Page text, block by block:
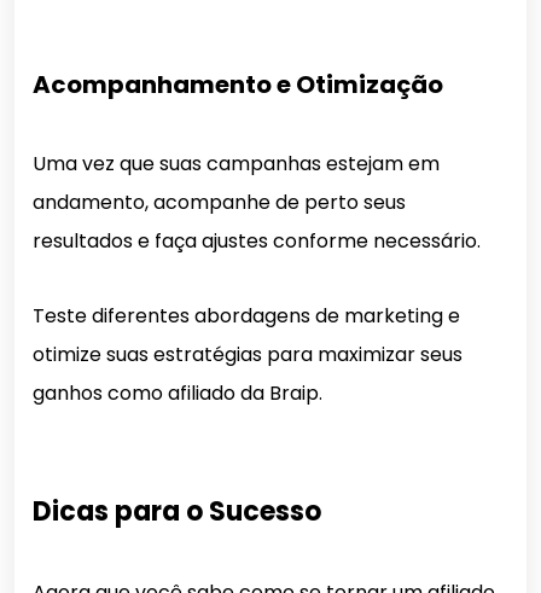
Acompanhamento e Otimização
Uma vez que suas campanhas estejam em
andamento, acompanhe de perto seus
resultados e faça ajustes conforme necessário.
Teste diferentes abordagens de marketing e
otimize suas estratégias para maximizar seus
ganhos como afiliado da Braip.
Dicas para o Sucesso